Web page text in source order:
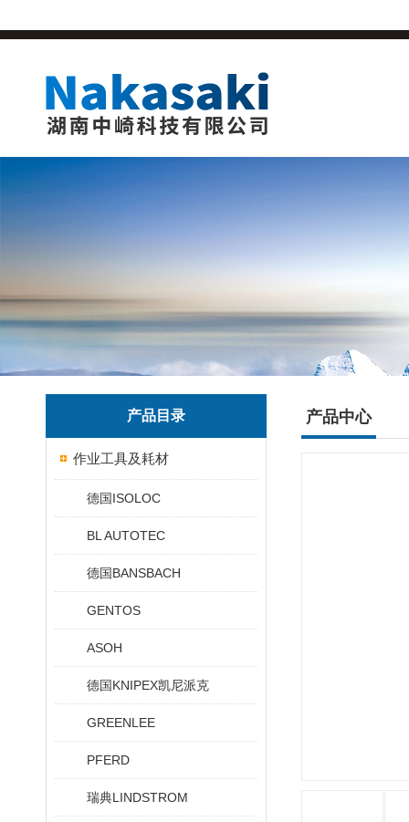
产品目录
作业工具及耗材
德国ISOLOC
BL AUTOTEC
德国BANSBACH
GENTOS
ASOH
德国KNIPEX凯尼派克
GREENLEE
PFERD
瑞典LINDSTROM
产品中心